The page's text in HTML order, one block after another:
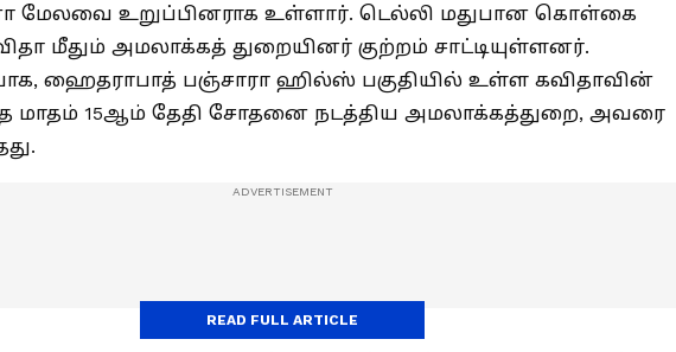
மேலவை உறுப்பினராக உள்ளார். டெல்லி மதுபான கொள்கை
மீதும் அமலாக்கத் துறையினர் குற்றம் சாட்டியுள்ளனர்.
ஹைதராபாத் பஞ்சாரா ஹில்ஸ் பகுதியில் உள்ள கவிதாவின்
மாதம் 15ஆம் தேதி சோதனை நடத்திய அமலாக்கத்துறை, அவரை
READ FULL ARTICLE